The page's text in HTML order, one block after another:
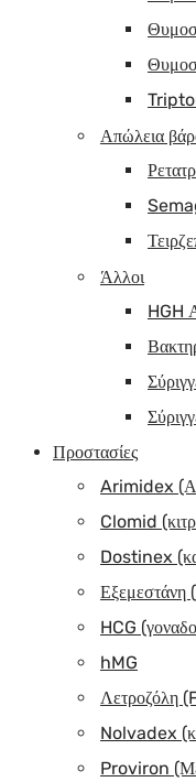
Απώλεια
Άλλοι
HGH
Προστασίες
Arimidex
Clomid
Dostinex
HCG
hMG
Λετροζόλη
Nolvadex
Proviron